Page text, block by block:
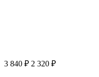
3 840 ₽ 2 320 ₽